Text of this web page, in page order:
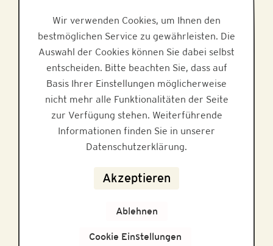
E-Mail:office@alpinebrands.at
Web:www.alpinebrands.at
HILFE
Wir verwenden Cookies, um Ihnen den
bestmöglichen Service zu gewährleisten. Die
Auswahl der Cookies können Sie dabei selbst
entscheiden. Bitte beachten Sie, dass auf
Basis Ihrer Einstellungen möglicherweise
nicht mehr alle Funktionalitäten der Seite
zur Verfügung stehen. Weiterführende
Informationen finden Sie in unserer
Datenschutzerklärung.
Akzeptieren
Ablehnen
Cookie Einstellungen